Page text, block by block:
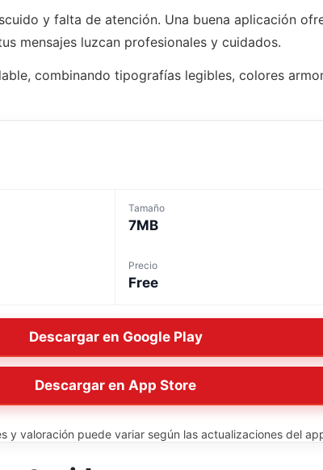
y falta de atención. Una buena aplicación
mensajes luzcan profesionales y cuidados.
combinando tipografías legibles, colores
Tamaño
7MB
Precio
Free
Descargar en Google Play
Descargar en App Store
y valoración puede variar según las actualizaciones del